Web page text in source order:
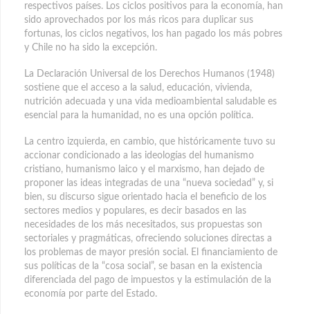
respectivos países. Los ciclos positivos para la economía, han
sido aprovechados por los más ricos para duplicar sus
fortunas, los ciclos negativos, los han pagado los más pobres
y Chile no ha sido la excepción.
La Declaración Universal de los Derechos Humanos (1948)
sostiene que el acceso a la salud, educación, vivienda,
nutrición adecuada y una vida medioambiental saludable es
esencial para la humanidad, no es una opción política.
La centro izquierda, en cambio, que históricamente tuvo su
accionar condicionado a las ideologías del humanismo
cristiano, humanismo laico y el marxismo, han dejado de
proponer las ideas integradas de una “nueva sociedad” y, si
bien, su discurso sigue orientado hacia el beneficio de los
sectores medios y populares, es decir basados en las
necesidades de los más necesitados, sus propuestas son
sectoriales y pragmáticas, ofreciendo soluciones directas a
los problemas de mayor presión social. El financiamiento de
sus políticas de la “cosa social”, se basan en la existencia
diferenciada del pago de impuestos y la estimulación de la
economía por parte del Estado.